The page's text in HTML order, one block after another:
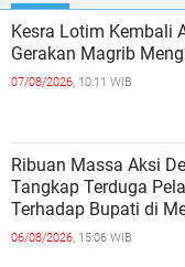
Kesra Lotim Kembali
Gerakan Magrib
07/08/2026, 10:11 WIB
Ribuan Massa Aksi
Tangkap Terduga
Terhadap Bupati di
06/08/2026, 15:06 WIB